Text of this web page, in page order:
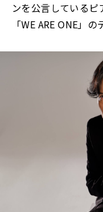
ンを公言している
「WE ARE ONE」